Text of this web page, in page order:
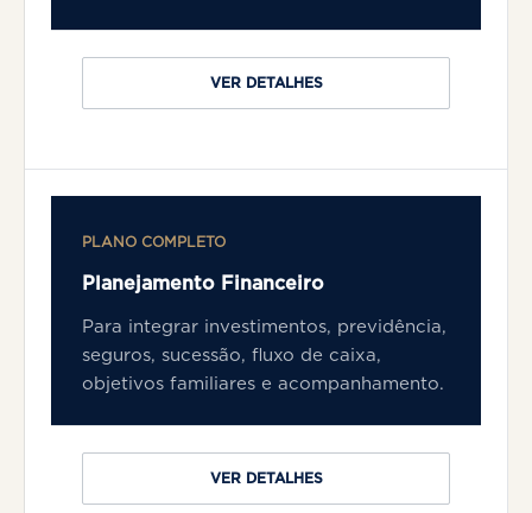
VER DETALHES
PLANO COMPLETO
Planejamento Financeiro
Para integrar investimentos, previdência,
seguros, sucessão, fluxo de caixa,
objetivos familiares e acompanhamento.
VER DETALHES